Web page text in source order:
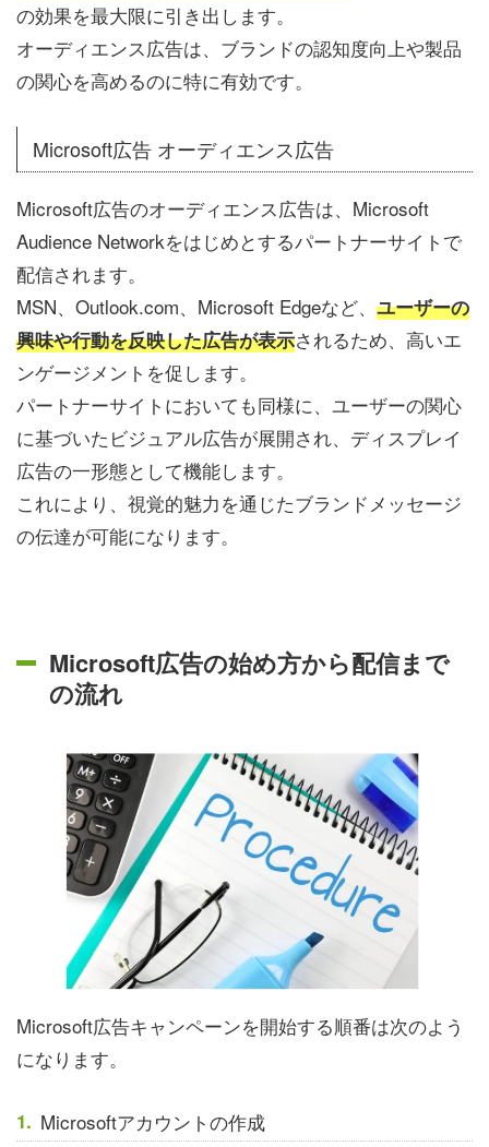
の効果を最大限に引き出します。
オーディエンス広告は、ブランドの認知度向上や製品
の関心を高めるのに特に有効です。
Microsoft広告 オーディエンス広告
Microsoft広告のオーディエンス広告は、Microsoft
Audience Networkをはじめとするパートナーサイトで
配信されます。
MSN、Outlook.com、Microsoft Edgeなど、 ユーザーの
興味や行動を反映した広告が表示されるため、高いエ
ンゲージメントを促します。
パートナーサイトにおいても同様に、ユーザーの関心
に基づいたビジュアル広告が展開され、ディスプレイ
広告の一形態として機能します。
これにより、視覚的魅力を通じたブランドメッセージ
の伝達が可能になります。
Microsoft広告の始め方から配信まで
の流れ
Microsoft広告キャンペーンを開始する順番は次のよう
になります。
Microsoftアカウントの作成